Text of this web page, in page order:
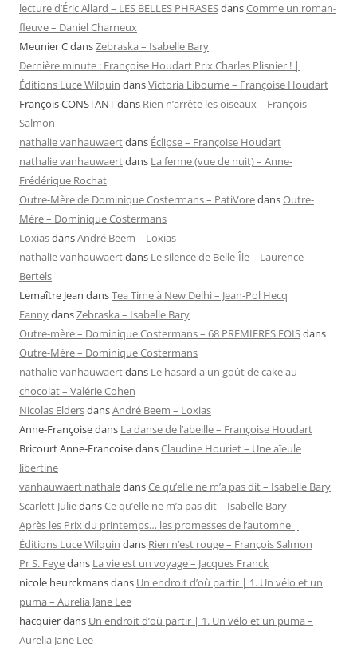
lecture d’Éric Allard – LES BELLES PHRASESdansComme un roman-
fleuve – Daniel Charneux
Meunier CdansZebraska – Isabelle Bary
Dernière minute : Françoise Houdart Prix Charles Plisnier ! |
Éditions Luce Wilquin dansVictoria Libourne – Françoise Houdart
François CONSTANTdans Rien n’arrête les oiseaux – François
Salmon
nathalie vanhauwaertdans Éclipse – Françoise Houdart
nathalie vanhauwaertdans La ferme (vue de nuit) – Anne-
Frédérique Rochat
Outre-Mère de Dominique Costermans – PatiVoredansOutre-
Mère – Dominique Costermans
LoxiasdansAndré Beem – Loxias
nathalie vanhauwaertdans Le silence de Belle-Île – Laurence
Bertels
Lemaître Jean dansTea Time à New Delhi – Jean-Pol Hecq
FannydansZebraska – Isabelle Bary
Outre-mère – Dominique Costermans – 68 PREMIERES FOISdans
Outre-Mère – Dominique Costermans
nathalie vanhauwaertdans Le hasard a un goût de cake au
chocolat – Valérie Cohen
Nicolas EldersdansAndré Beem – Loxias
Anne-Françoisedans La danse de l’abeille – Françoise Houdart
Bricourt Anne-FrancoisedansClaudine Houriet – Une aïeule
libertine
vanhauwaert nathaledansCe qu’elle ne m’a pas dit – Isabelle Bary
Scarlett JuliedansCe qu’elle ne m’a pas dit – Isabelle Bary
Après les Prix du printemps… les promesses de l’automne |
Éditions Luce Wilquin dans Rien n’est rouge – François Salmon
Pr S. Feyedans La vie est un voyage – Jacques Franck
nicole heurckmansdans Un endroit d’où partir | 1. Un vélo et un
puma – Aurelia Jane Lee
hacquierdans Un endroit d’où partir | 1. Un vélo et un puma –
Aurelia Jane Lee